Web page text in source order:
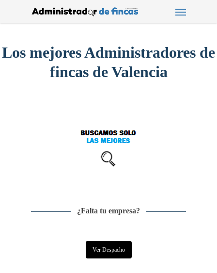
Menu
Los mejores Administradores de
fincas de Valencia
¿Falta tu empresa?
Ver Despacho